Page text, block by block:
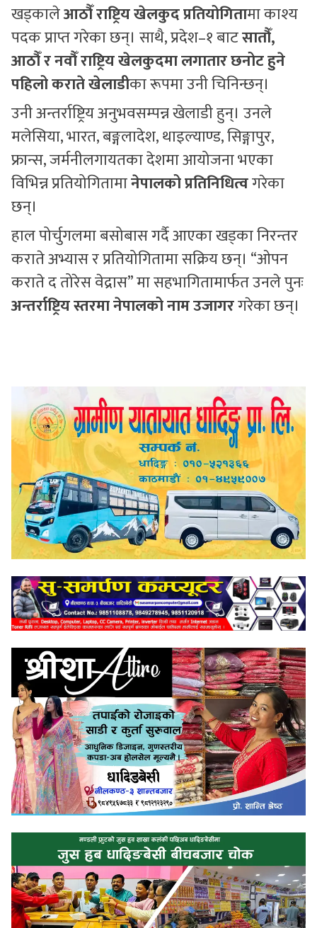
खड्कालेआठौँ राष्ट्रिय खेलकुद प्रतियोगितामा काश्य
पदक प्राप्त गरेका छन्। साथै, प्रदेश–१ बाटसातौँ,
आठौँ र नवौँ राष्ट्रिय खेलकुदमा लगातार छनोट हुने
पहिलो कराते खेलाडीका रूपमा उनी चिनिन्छन्।
उनी अन्तर्राष्ट्रिय अनुभवसम्पन्न खेलाडी हुन्। उनले
मलेसिया, भारत, बङ्गलादेश, थाइल्याण्ड, सिङ्गापुर,
फ्रान्स, जर्मनीलगायतका देशमा आयोजना भएका
विभिन्न प्रतियोगितामानेपालको प्रतिनिधित्वगरेका
छन्।
हाल पोर्चुगलमा बसोबास गर्दै आएका खड्का निरन्तर
कराते अभ्यास र प्रतियोगितामा सक्रिय छन्। “ओपन
कराते द तोरेस वेद्रास” मा सहभागितामार्फत उनले पुनः
अन्तर्राष्ट्रिय स्तरमा नेपालको नाम उजागरगरेका छन्।